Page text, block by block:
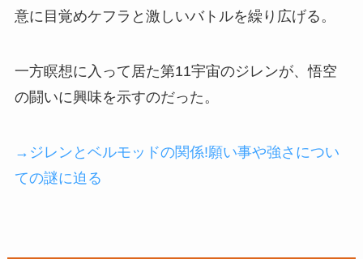
意に目覚めケフラと激しいバトルを繰り広げる。
一方瞑想に入って居た第11宇宙のジレンが、悟空
の闘いに興味を示すのだった。
→ジレンとベルモッドの関係!願い事や強さについ
ての謎に迫る